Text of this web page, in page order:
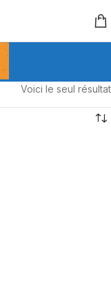
Voici le seul résultat